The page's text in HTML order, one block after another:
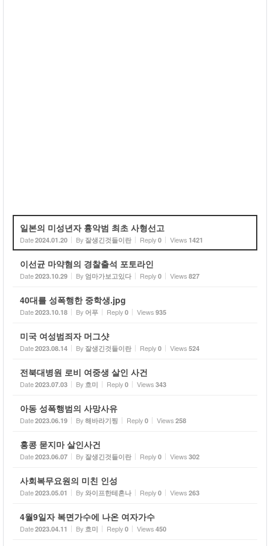
일본의 미성년자 흉악범 최초 사형선고
Date2024.01.20 By 잘생긴것들이란 Reply 0 Views 1421
이선균 마약혐의 경찰출석 포토라인
Date2023.10.29 By 엄마가보고있다 Reply 0 Views 827
40대를 성폭행한 중학생.jpg
Date2023.10.18 By 어푸 Reply 0 Views 935
미국 여성범죄자 머그샷
Date2023.08.14 By 잘생긴것들이란 Reply 0 Views 524
전북대병원 로비 여중생 살인 사건
Date2023.07.03 By 흐미 Reply 0 Views 343
아동 성폭행범의 사망사유
Date2023.06.19 By 해바라기찡 Reply 0 Views 258
홍콩 묻지마 살인사건
Date2023.06.07 By 잘생긴것들이란 Reply 0 Views 302
사회복무요원의 미친 인성
Date2023.05.01 By 와이프한테혼나 Reply 0 Views 263
4월9일자 복면가수에 나온 여자가수
Date2023.04.11 By 흐미 Reply 0 Views 450